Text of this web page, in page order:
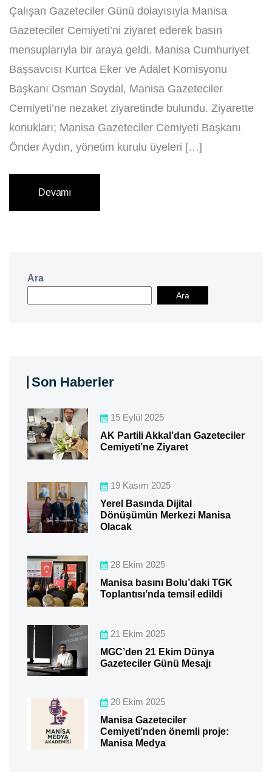
Çalışan Gazeteciler Günü dolayısıyla Manisa
Gazeteciler Cemiyeti’ni ziyaret ederek basın
mensuplarıyla bir araya geldi. Manisa Cumhuriyet
Başsavcısı Kurtca Eker ve Adalet Komisyonu
Başkanı Osman Soydal, Manisa Gazeteciler
Cemiyeti’ne nezaket ziyaretinde bulundu. Ziyarette
konukları; Manisa Gazeteciler Cemiyeti Başkanı
Önder Aydın, yönetim kurulu üyeleri […]
Devamı
Ara
Ara
Son Haberler
15 Eylül 2025
AK Partili Akkal’dan Gazeteciler
Cemiyeti’ne Ziyaret
19 Kasım 2025
Yerel Basında Dijital
Dönüşümün Merkezi Manisa
Olacak
28 Ekim 2025
Manisa basını Bolu’daki TGK
Toplantısı’nda temsil edildi
21 Ekim 2025
MGC’den 21 Ekim Dünya
Gazeteciler Günü Mesajı
20 Ekim 2025
Manisa Gazeteciler
Cemiyeti’nden önemli proje:
Manisa Medya